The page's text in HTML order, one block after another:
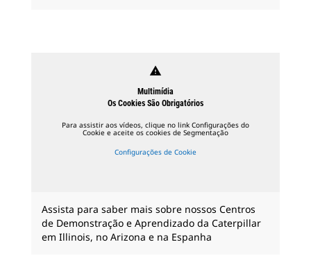
warning
Multimídia
Os Cookies São Obrigatórios
Para assistir aos vídeos, clique no link Configurações do
Cookie e aceite os cookies de Segmentação
Configurações de Cookie
Assista para saber mais sobre nossos Centros
de Demonstração e Aprendizado da Caterpillar
em Illinois, no Arizona e na Espanha